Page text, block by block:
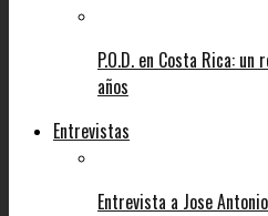
P.O.D. en Costa Rica:
años
Entrevistas
Entrevista a Jose